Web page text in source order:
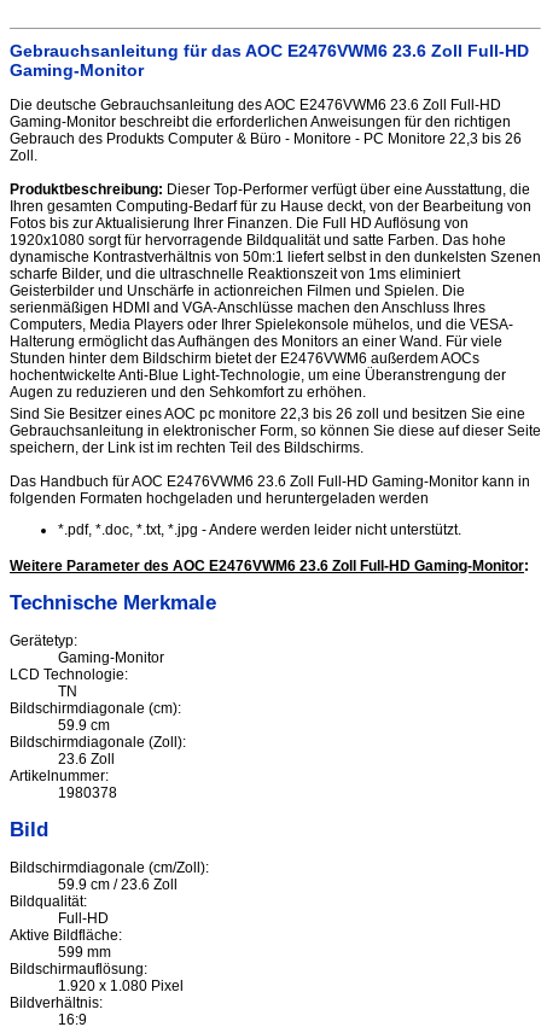
Gebrauchsanleitung für das AOC E2476VWM6 23.6 Zoll Full-HD
Gaming-Monitor
Die deutsche Gebrauchsanleitung des AOC E2476VWM6 23.6 Zoll Full-HD
Gaming-Monitor beschreibt die erforderlichen Anweisungen für den richtigen
Gebrauch des Produkts Computer & Büro - Monitore - PC Monitore 22,3 bis 26
Zoll.
Produktbeschreibung: Dieser Top-Performer verfügt über eine Ausstattung, die
Ihren gesamten Computing-Bedarf für zu Hause deckt, von der Bearbeitung von
Fotos bis zur Aktualisierung Ihrer Finanzen. Die Full HD Auflösung von
1920x1080 sorgt für hervorragende Bildqualität und satte Farben. Das hohe
dynamische Kontrastverhältnis von 50m:1 liefert selbst in den dunkelsten Szenen
scharfe Bilder, und die ultraschnelle Reaktionszeit von 1ms eliminiert
Geisterbilder und Unschärfe in actionreichen Filmen und Spielen. Die
serienmäßigen HDMI and VGA-Anschlüsse machen den Anschluss Ihres
Computers, Media Players oder Ihrer Spielekonsole mühelos, und die VESA-
Halterung ermöglicht das Aufhängen des Monitors an einer Wand. Für viele
Stunden hinter dem Bildschirm bietet der E2476VWM6 außerdem AOCs
hochentwickelte Anti-Blue Light-Technologie, um eine Überanstrengung der
Augen zu reduzieren und den Sehkomfort zu erhöhen.
Sind Sie Besitzer eines AOC pc monitore 22,3 bis 26 zoll und besitzen Sie eine
Gebrauchsanleitung in elektronischer Form, so können Sie diese auf dieser Seite
speichern, der Link ist im rechten Teil des Bildschirms.
Das Handbuch für AOC E2476VWM6 23.6 Zoll Full-HD Gaming-Monitor kann in
folgenden Formaten hochgeladen und heruntergeladen werden
*.pdf, *.doc, *.txt, *.jpg - Andere werden leider nicht unterstützt.
Weitere Parameter des AOC E2476VWM6 23.6 Zoll Full-HD Gaming-Monitor:
Technische Merkmale
Gerätetyp:
Gaming-Monitor
LCD Technologie:
TN
Bildschirmdiagonale (cm):
59.9 cm
Bildschirmdiagonale (Zoll):
23.6 Zoll
Artikelnummer:
1980378
Bild
Bildschirmdiagonale (cm/Zoll):
59.9 cm / 23.6 Zoll
Bildqualität:
Full-HD
Aktive Bildfläche:
599 mm
Bildschirmauflösung:
1.920 x 1.080 Pixel
Bildverhältnis:
16:9